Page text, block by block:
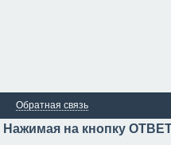
Обратная связь
Нажимая на кнопку